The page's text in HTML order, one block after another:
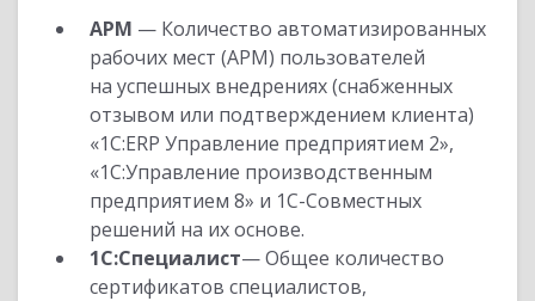
АРМ — Количество автоматизированных
рабочих мест (АРМ) пользователей
на успешных внедрениях (снабженных
отзывом или подтверждением клиента)
«1С:ERP Управление предприятием 2»,
«1С:Управление производственным
предприятием 8» и 1С-Совместных
решений на их основе.
1С:Специалист— Общее количество
сертификатов специалистов,